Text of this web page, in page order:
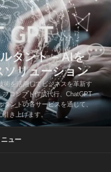
タント – AIを
ソリューション
術を活用してビジネスを革新す
ロンプト作成代行、ChatGPT
タントの各サービスを通じて、
引き上げます。
ニュー